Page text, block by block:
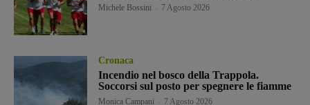
Michele Bossini 7 Agosto 2026
Cronaca
Incendio nel bosco della Trappola.
Soccorsi sul posto per spegnere le fiamme
Monica Campani 7 Agosto 2026